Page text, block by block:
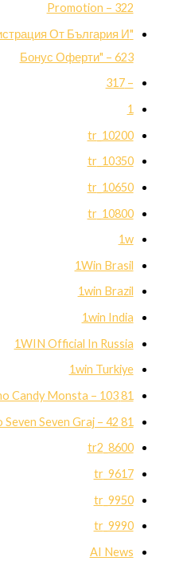
Promotion – 322
От България И
Бонус Оферти" – 623
– 317
1
10200_tr
10350_tr
10650_tr
10800_tr
1w
1Win Brasil
1win Brazil
1win India
1WIN Official In Russia
1win Turkiye
81 Slottica Demo Candy Monsta – 103
81 Slottica Demo Seven Seven Graj – 42
8600_tr2
9617_tr
9950_tr
9990_tr
AI News